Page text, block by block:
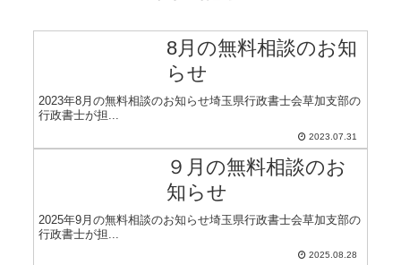
8月の無料相談のお知
らせ
2023年8月の無料相談のお知らせ埼玉県行政書士会草加支部の
行政書士が担...
2023.07.31
９月の無料相談のお
知らせ
2025年9月の無料相談のお知らせ埼玉県行政書士会草加支部の
行政書士が担...
2025.08.28